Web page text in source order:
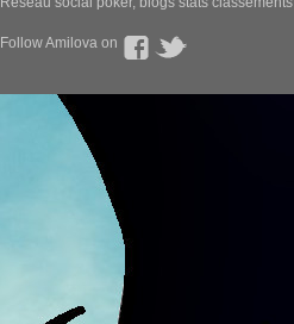
Follow Amilova on